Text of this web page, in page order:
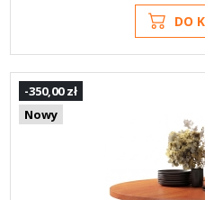
DO
-350,00 zł
Nowy